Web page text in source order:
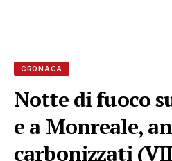
CRONACA
Notte di fuoco
e a Monreale,
carbonizzati